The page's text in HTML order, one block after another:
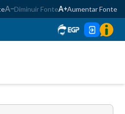
Diminuir Fonte Aumentar Fonte